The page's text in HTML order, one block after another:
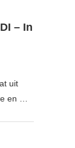
– In
uit
en …